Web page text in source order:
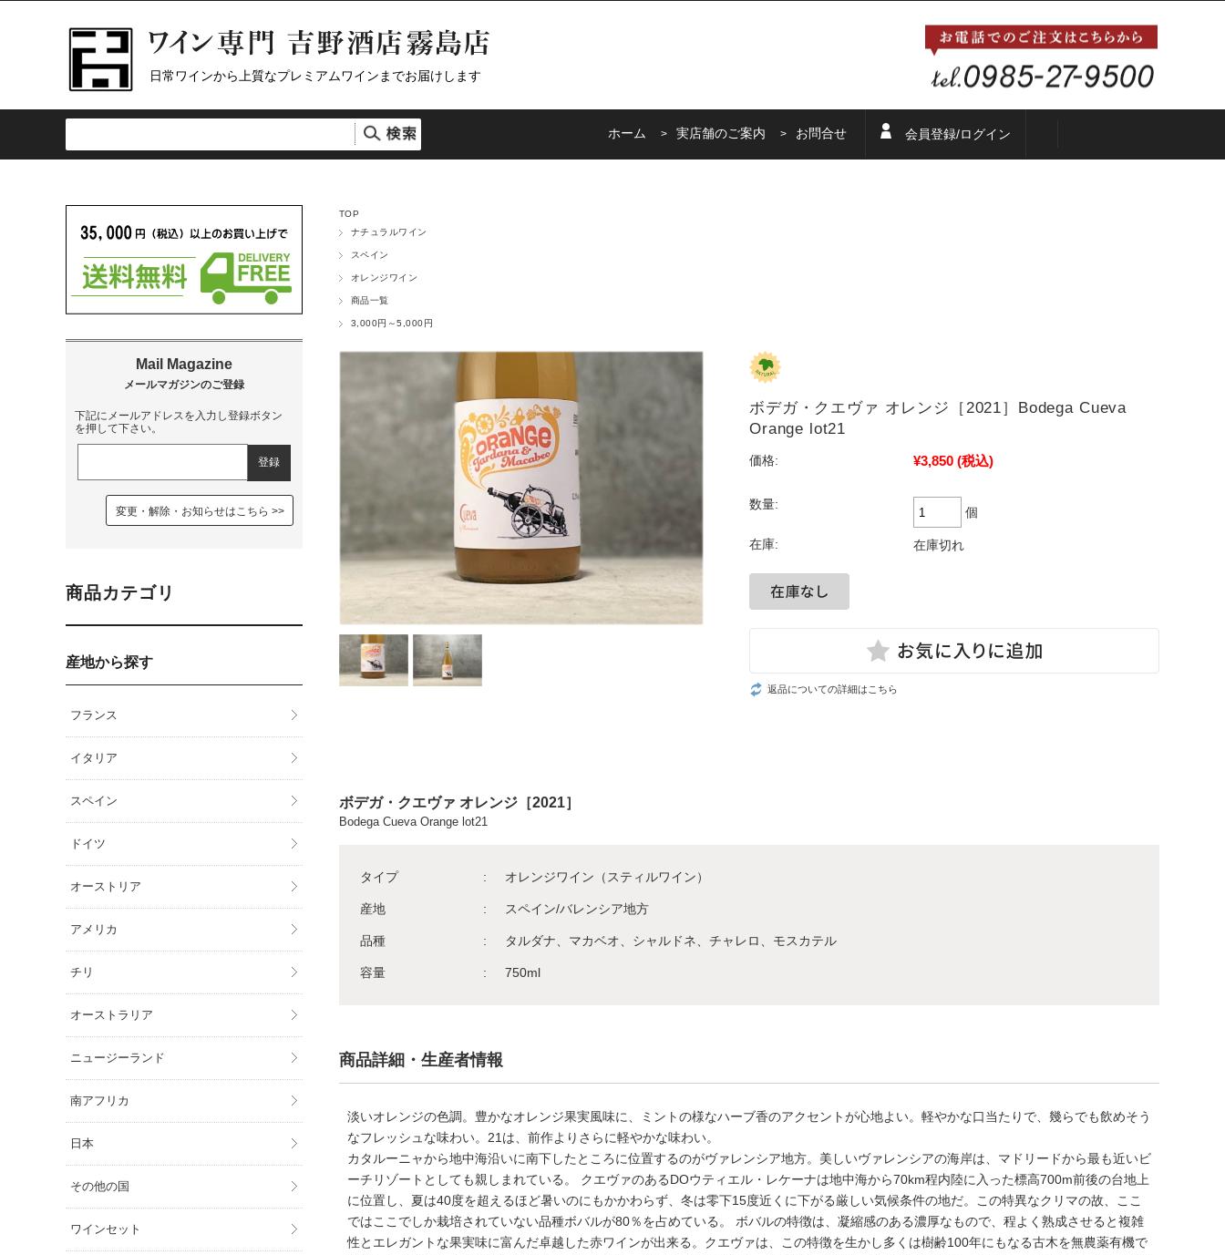
日常ワインから上質なプレミアムワインまでお届けします
ホーム 実店舗のご案内 お問合せ 会員登録/ログイン
TOP
ナチュラルワイン
スペイン
オレンジワイン
商品一覧
3,000円～5,000円
ボデガ・クエヴァ オレンジ［2021］Bodega Cueva
Orange lot21
価格: ¥3,850 (税込)
数量:
個
在庫: 在庫切れ
返品についての詳細はこちら
ボデガ・クエヴァ オレンジ［2021］
Bodega Cueva Orange lot21
タイプ オレンジワイン（スティルワイン）
産地 スペイン/バレンシア地方
品種 タルダナ、マカベオ、シャルドネ、チャレロ、モスカテル
容量 750ml
商品詳細・生産者情報
淡いオレンジの色調。豊かなオレンジ果実風味に、ミントの様なハーブ香のアクセントが心地よい。軽やかな口当たりで、幾らでも飲めそう
なフレッシュな味わい。21は、前作よりさらに軽やかな味わい。
カタルーニャから地中海沿いに南下したところに位置するのがヴァレンシア地方。美しいヴァレンシアの海岸は、マドリードから最も近いビ
ーチリゾートとしても親しまれている。 クエヴァのあるDOウティエル・レケーナは地中海から70km程内陸に入った標高700m前後の台地上
に位置し、夏は40度を超えるほど暑いのにもかかわらず、冬は零下15度近くに下がる厳しい気候条件の地だ。この特異なクリマの故、ここ
ではここでしか栽培されていない品種ボバルが80％を占めている。 ボバルの特徴は、凝縮感のある濃厚なもので、程よく熟成させると複雑
性とエレガントな果実味に富んだ卓越した赤ワインが出来る。クエヴァは、この特徴を生かし多くは樹齢100年にもなる古木を無農薬有機で
下記にメールアドレスを入力し登録ボタン
を押して下さい。
変更・解除・お知らせはこちら
商品カテゴリ
産地から探す
フランス
イタリア
スペイン
ドイツ
オーストリア
アメリカ
チリ
オーストラリア
ニュージーランド
南アフリカ
日本
その他の国
ワインセット